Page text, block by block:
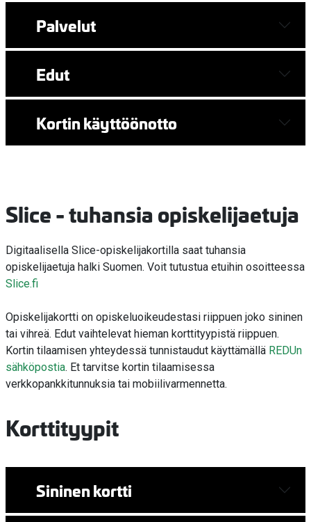
Palvelut
Edut
Kortin käyttöönotto
Slice - tuhansia opiskelijaetuja
Digitaalisella Slice-opiskelijakortilla saat tuhansia
opiskelijaetuja halki Suomen. Voit tutustua etuihin osoitteessa
Slice.fi
Opiskelijakortti on opiskeluoikeudestasi riippuen joko sininen
tai vihreä. Edut vaihtelevat hieman korttityypistä riippuen.
Kortin tilaamisen yhteydessä tunnistaudut käyttämällä REDUn
sähköpostia. Et tarvitse kortin tilaamisessa
verkkopankkitunnuksia tai mobiilivarmennetta.
Korttityypit
Sininen kortti